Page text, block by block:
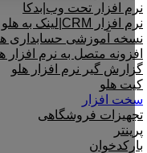
نرم افزار تحت وب|بدکا
نرم افزار CRM|لینک به هلو
نسخه آموزشی حسابداری
افزونه متصل به نرم افزار
گزارش گیر نرم افزار هلو
کیت هلو
سخت افزار
تجهیزات فروشگاهی
پرینتر
بارکدخوان